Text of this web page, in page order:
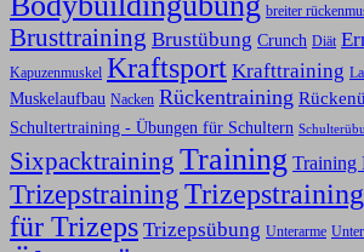
breiter
Brusttraining Brustübung Crunch Diät
Kapuzenmuskel Kraftsport Krafttraining
Muskelaufbau Nacken Rückentraining
Schultertraining - Übungen für Schultern
Sixpacktraining Training Training
Trizepstraining
für Trizeps Trizepsübung Unterarme